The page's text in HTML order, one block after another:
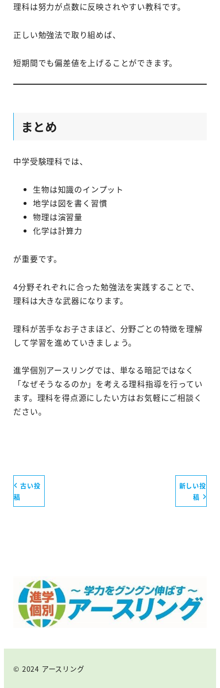
理科は努力が点数に反映されやすい教科です。
正しい勉強法で取り組めば、
短期間でも偏差値を上げることができます。
まとめ
中学受験理科では、
生物は知識のインプット
地学は図を書く習慣
物理は演習量
化学は計算力
が重要です。
4分野それぞれに合った勉強法を実践することで、
理科は大きな武器になります。
理科が苦手なお子さまほど、分野ごとの特徴を理解
して学習を進めていきましょう。
進学個別アースリングでは、単なる暗記ではなく
「なぜそうなるのか」を考える理科指導を行ってい
ます。理科を得点源にしたい方はお気軽にご相談く
ださい。
古い投
稿
新しい投
稿
© 2024 アースリング